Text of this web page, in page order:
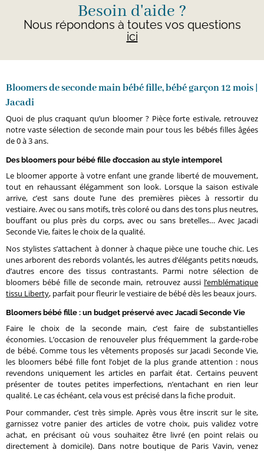
Besoin d'aide ?
Nous répondons à toutes vos questions
ici
Bloomers de seconde main bébé fille, bébé garçon 12 mois |
Jacadi
Quoi de plus craquant qu’un bloomer ? Pièce forte estivale, retrouvez
notre vaste sélection de seconde main pour tous les bébés filles âgées
de 0 à 3 ans.
Des bloomers pour bébé fille d’occasion au style intemporel
Le bloomer apporte à votre enfant une grande liberté de mouvement,
tout en rehaussant élégamment son look. Lorsque la saison estivale
arrive, c’est sans doute l’une des premières pièces à ressortir du
vestiaire. Avec ou sans motifs, très coloré ou dans des tons plus neutres,
bouffant ou plus près du corps, avec ou sans bretelles… Avec Jacadi
Seconde Vie, faites le choix de la qualité.
Nos stylistes s’attachent à donner à chaque pièce une touche chic. Les
unes arborent des rebords volantés, les autres d’élégants petits nœuds,
d’autres encore des tissus contrastants. Parmi notre sélection de
bloomers bébé fille de seconde main, retrouvez aussi l’emblématique
tissu Liberty, parfait pour fleurir le vestiaire de bébé dès les beaux jours.
Bloomers bébé fille : un budget préservé avec Jacadi Seconde Vie
Faire le choix de la seconde main, c’est faire de substantielles
économies. L’occasion de renouveler plus fréquemment la garde-robe
de bébé. Comme tous les vêtements proposés sur Jacadi Seconde Vie,
les bloomers bébé fille font l’objet de la plus grande attention : nous
revendons uniquement les articles en parfait état. Certains peuvent
présenter de toutes petites imperfections, n’entachant en rien leur
qualité. Le cas échéant, cela vous est précisé dans la fiche produit.
Pour commander, c’est très simple. Après vous être inscrit sur le site,
garnissez votre panier des articles de votre choix, puis validez votre
achat, en précisant où vous souhaitez être livré (en point relais ou
directement à domicile). Dans notre boutique de Paris Vavin, venez